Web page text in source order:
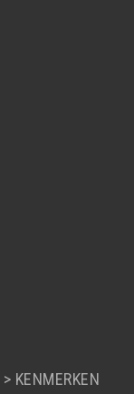
KENMERKEN